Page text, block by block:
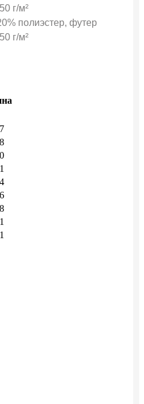
г/м²
полиэстер, футер
г/м²